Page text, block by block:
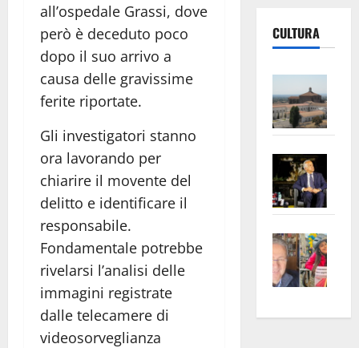
all’ospedale Grassi, dove
però è deceduto poco
dopo il suo arrivo a
causa delle gravissime
ferite riportate.
Gli investigatori stanno
ora lavorando per
chiarire il movente del
delitto e identificare il
responsabile.
Fondamentale potrebbe
rivelarsi l’analisi delle
immagini registrate
dalle telecamere di
videosorveglianza
CULTURA
euro
apre